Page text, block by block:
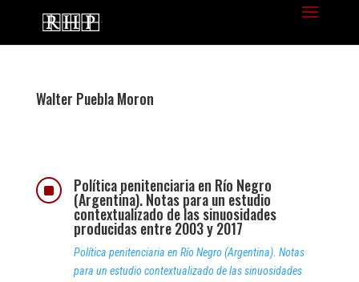
Walter Puebla Moron
] Política penitenciaria en Río Negro
(Argentina). Notas para un estudio
contextualizado de las sinuosidades
producidas entre 2003 y 2017
Política penitenciaria en Río Negro (Argentina). Notas
para un estudio contextualizado de las sinuosidades